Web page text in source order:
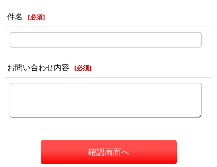
件名 [必須]
お問い合わせ内容 [必須]
確認画面へ